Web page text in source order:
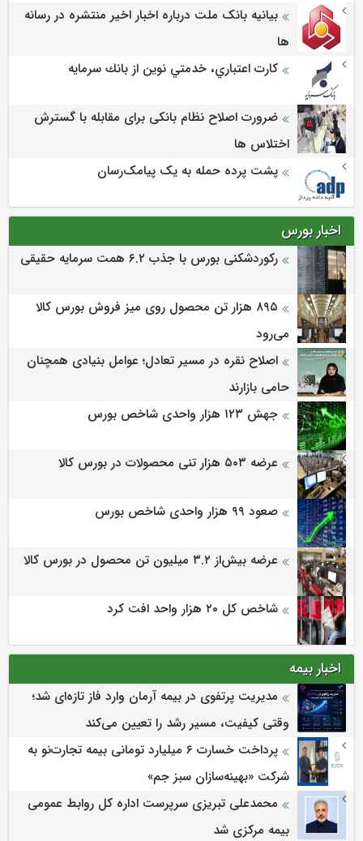
بیانیه بانک ملت درباره اخبار اخیر منتشره در رسانه
ها
كارت اعتباري، خدمتي نوين از بانك سرمايه
ضرورت اصلاح نظام بانکی برای مقابله با گسترش
اختلاس ها
پشت پرده حمله به یک پیامک‌رسان
اخبار بورس
رکوردشکنی بورس با جذب ۶.۲ همت سرمایه حقیقی
۸۹۵ هزار تن محصول روی میز فروش بورس کالا
می‌‌رود
اصلاح نقره در مسیر تعادل؛ عوامل بنیادی همچنان
حامی بازارند
جهش ۱۲۳ هزار واحدی شاخص بورس
عرضه ۵۰۳ هزار تنی محصولات در بورس کالا
صعود ۹۹ هزار واحدی شاخص بورس
عرضه بیش‌از ۳.۲ میلیون تن محصول در بورس کالا
شاخص کل ۲۰ هزار واحد افت کرد
اخبار بیمه
مدیریت پرتفوی در بیمه آرمان وارد فاز تازه‌ای شد؛
وقتی کیفیت، مسیر رشد را تعیین می‌کند
پرداخت خسارت ۶ میلیارد تومانی بیمه تجارت‌نو به
شرکت «بهینه‌سازان سبز جم»
محمدعلی تبریزی سرپرست اداره كل روابط عمومی
بیمه مركزی شد